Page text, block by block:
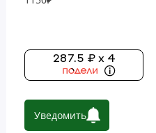
287.5 ₽ x 4
Уведомить